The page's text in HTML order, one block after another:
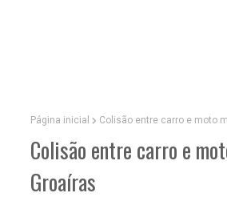
Página inicial Colisão entre carro e moto
Colisão entre carro e
Groaíras